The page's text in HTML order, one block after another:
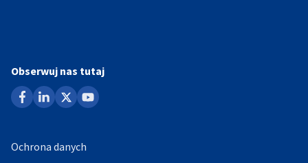
Obserwuj nas tutaj
facebook
linkedin
x youtube
Ochrona danych